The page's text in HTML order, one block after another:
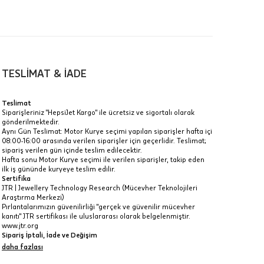
ancak
Taksit Toplamı
22.015 ₺
22.015 ₺
TESLİMAT & İADE
Teslimat
Siparişleriniz "HepsiJet Kargo" ile ücretsiz ve sigortalı olarak
gönderilmektedir.
Aynı Gün Teslimat: Motor Kurye seçimi yapılan siparişler hafta içi
08:00-16:00 arasında verilen siparişler için geçerlidir. Teslimat;
sipariş verilen gün içinde teslim edilecektir.
Hafta sonu Motor Kurye seçimi ile verilen siparişler, takip eden
ilk iş gününde kuryeye teslim edilir.
Sertifika
JTR | Jewellery Technology Research (Mücevher Teknolojileri
Araştırma Merkezi)
Pırlantalarımızın güvenilirliği "gerçek ve güvenilir mücevher
kanıtı" JTR sertifikası ile uluslararası olarak belgelenmiştir.
www.jtr.org
Sipariş İptali, İade ve Değişim
İptal: Kargoya verilmeyen veya faturası oluşmayan siparişlerinizi
daha fazlası